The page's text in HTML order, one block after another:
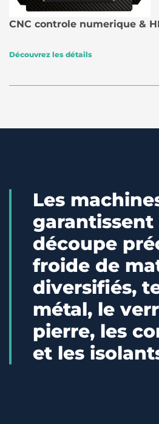
CNC controle numerique &
Découvrez les détails
Les
garantissent
découpe
froide de
diversifiés,
métal, le
pierre, les
et les